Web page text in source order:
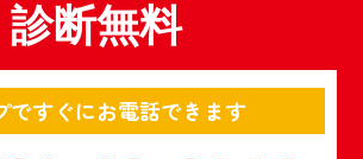
診断無料
ですぐにお電話できます